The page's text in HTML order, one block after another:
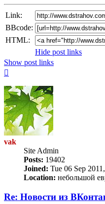
Link:
BBcode:
HTML:
Hide post links
Show post links
vak
Site Admin
Posts: 19402
Joined: Tue 06 Sep
Location: небольшой
Re: Новости из